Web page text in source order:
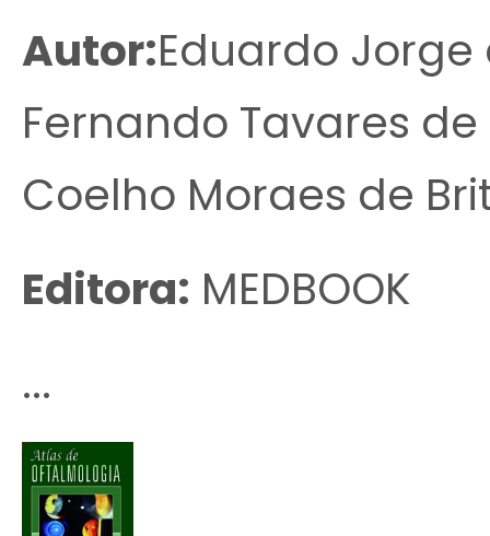
Autor:Eduardo
Fernando Tavares
Coelho Moraes de
Editora: MEDBOOK
...